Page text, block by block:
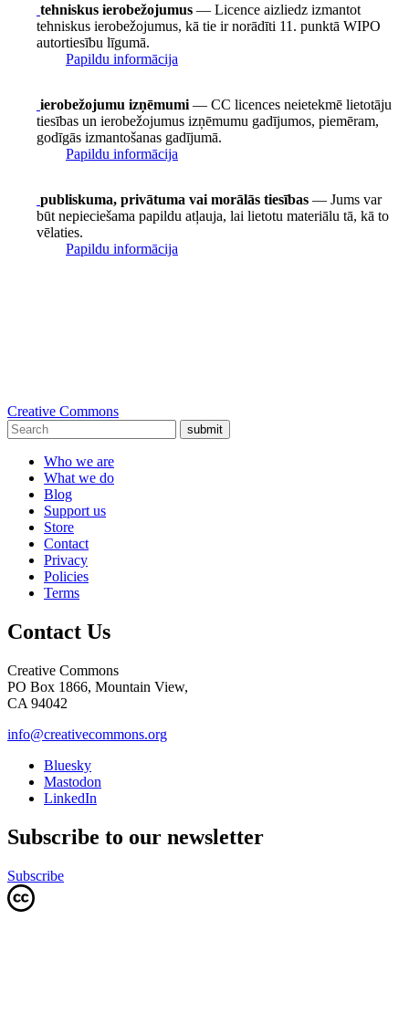
tehniskus ierobežojumus — Licence aizliedz izmantot
tehniskus ierobežojumus, kā tie ir norādīti 11. punktā WIPO
autortiesību līgumā.
Papildu informācija
ierobežojumu izņēmumi — CC licences neietekmē lietotāju
tiesības un ierobežojumus izņēmumu gadījumos, piemēram,
godīgās izmantošanas gadījumā.
Papildu informācija
publiskuma, privātuma vai morālās tiesības — Jums var
būt nepieciešama papildu atļauja, lai lietotu materiālu tā, kā to
vēlaties.
Papildu informācija
Creative Commons
submit
Who we are
What we do
Blog
Support us
Store
Contact
Privacy
Policies
Terms
Contact Us
Creative Commons
PO Box 1866, Mountain View,
CA 94042
info@creativecommons.org
Bluesky
Mastodon
LinkedIn
Subscribe to our newsletter
Subscribe